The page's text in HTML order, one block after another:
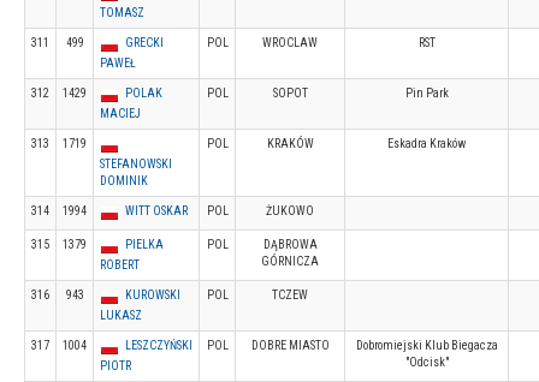
TOMASZ
311 499
GRECKI
PAWEŁ
POL WROCLAW RST
312 1429
POLAK
MACIEJ
POL SOPOT Pin Park
313
1719
STEFANOWSKI
DOMINIK
POL KRAKÓW Eskadra Kraków
314 1994 WITT OSKAR POL ŻUKOWO
315 1379
PIELKA
ROBERT
POL
DĄBROWA
GÓRNICZA
316 943
KUROWSKI
LUKASZ
POL TCZEW
317 1004
LESZCZYŃSKI
PIOTR
POL DOBRE MIASTO
Dobromiejski Klub Biegacza
"Odcisk"